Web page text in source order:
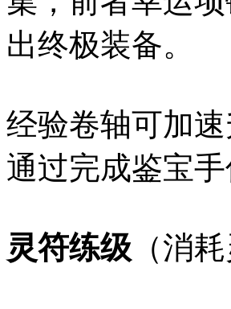
出终极装备。
经验卷轴可加
通过完成鉴宝
灵符练级 （消